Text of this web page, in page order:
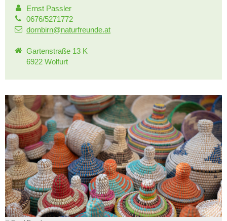
Ernst Passler
0676/5271772
dornbirn@naturfreunde.at
Gartenstraße 13 K
6922 Wolfurt